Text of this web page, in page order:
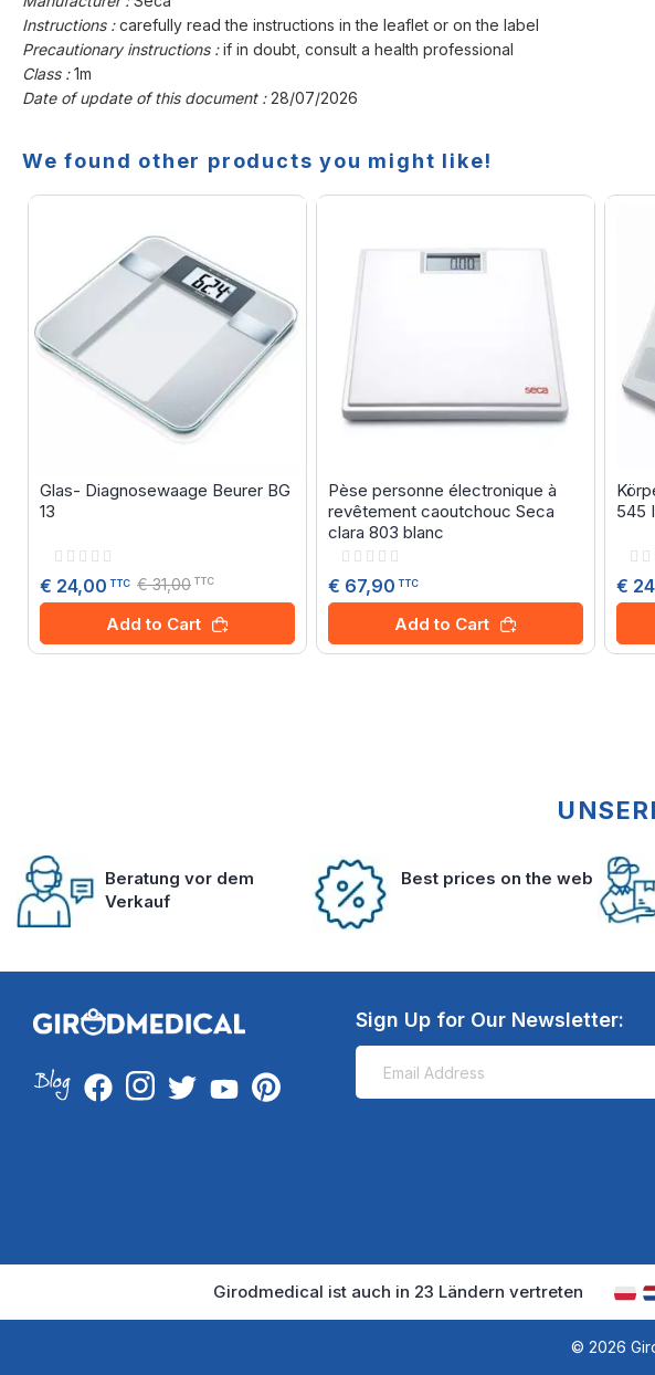
Instructions :carefully read the instructions in the leaflet or on the label
Precautionary instructions :if in doubt, consult a health professional
Class :1m
Date of update of this document :28/07/2026
We found other products you might like!
Glas- Diagnosewaage Beurer BG
13
Rating:
€ 24,00 TTC € 31,00 TTC
Add to Cart
Pèse personne électronique à
revêtement caoutchouc Seca
clara 803 blanc
Rating:
€ 67,90 TTC
Add to Cart
545
€
Beratung vor dem
Verkauf
Best prices on the web
Sign Up for Our Newsletter:
Girodmedical ist auch in 23 Ländern vertreten
© 2026